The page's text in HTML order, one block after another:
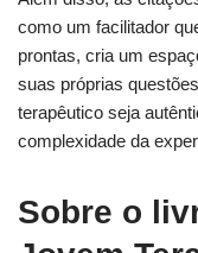
como um facilitador
prontas, cria um
suas próprias
terapêutico seja
complexidade da
Sobre o